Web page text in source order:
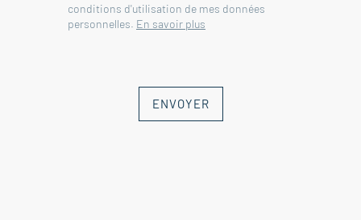
conditions d'utilisation de mes données
personnelles. En savoir plus
ENVOYER